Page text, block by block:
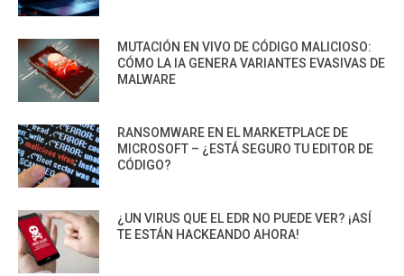
MUTACIÓN EN VIVO DE CÓDIGO MALICIOSO:
CÓMO LA IA GENERA VARIANTES EVASIVAS DE
MALWARE
RANSOMWARE EN EL MARKETPLACE DE
MICROSOFT – ¿ESTÁ SEGURO TU EDITOR DE
CÓDIGO?
¿UN VIRUS QUE EL EDR NO PUEDE VER? ¡ASÍ
TE ESTÁN HACKEANDO AHORA!